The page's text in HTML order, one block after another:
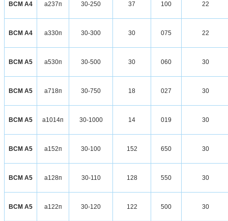
ВСМ А4 а237п 30-250 37 100 22
ВСМ А4 а330п 30-300 30 075 22
ВСМ А5 а530п 30-500 30 060 30
ВСМ А5 а718п 30-750 18 027 30
ВСМ А5 а1014п 30-1000 14 019 30
ВСМ А5 а152п 30-100 152 650 30
ВСМ А5 а128п 30-110 128 550 30
ВСМ А5 а122п 30-120 122 500 30